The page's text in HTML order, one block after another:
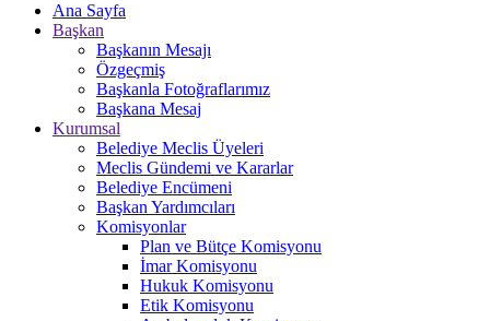
Ana Sayfa
Başkan
Başkanın Mesajı
Özgeçmiş
Başkanla Fotoğraflarımız
Başkana Mesaj
Kurumsal
Belediye Meclis Üyeleri
Meclis Gündemi ve Kararlar
Belediye Encümeni
Başkan Yardımcıları
Komisyonlar
Plan ve Bütçe Komisyonu
İmar Komisyonu
Hukuk Komisyonu
Etik Komisyonu